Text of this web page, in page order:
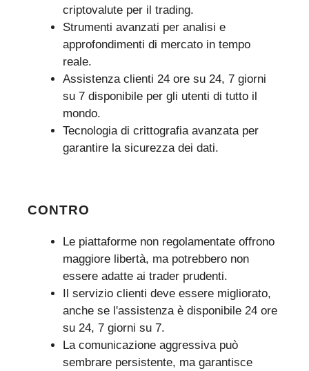
criptovalute per il trading.
Strumenti avanzati per analisi e
approfondimenti di mercato in tempo
reale.
Assistenza clienti 24 ore su 24, 7 giorni
su 7 disponibile per gli utenti di tutto il
mondo.
Tecnologia di crittografia avanzata per
garantire la sicurezza dei dati.
CONTRO
Le piattaforme non regolamentate offrono
maggiore libertà, ma potrebbero non
essere adatte ai trader prudenti.
Il servizio clienti deve essere migliorato,
anche se l'assistenza è disponibile 24 ore
su 24, 7 giorni su 7.
La comunicazione aggressiva può
sembrare persistente, ma garantisce